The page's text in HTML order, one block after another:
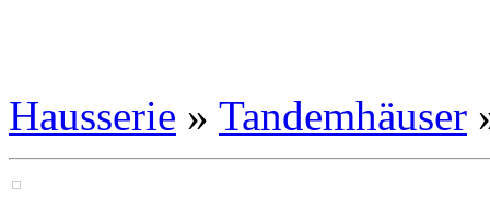
Hausserie » Tandemhäuser